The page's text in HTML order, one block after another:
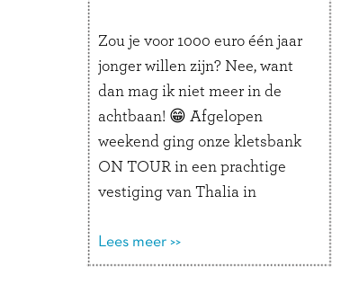
Zou je voor 1000 euro één jaar
jonger willen zijn? Nee, want
dan mag ik niet meer in de
achtbaan! 😁 Afgelopen
weekend ging onze kletsbank
ON TOUR in een prachtige
vestiging van Thalia in
‘Plaudercouch’ werden de
leukste duo-gesprekjes
Lees meer >>